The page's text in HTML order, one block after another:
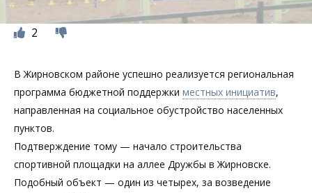
2
В Жирновском районе успешно реализуется региональная
программа бюджетной поддержки местных инициатив,
направленная на социальное обустройство населенных
пунктов.
Подтверждение тому — начало строительства
спортивной площадки на аллее Дружбы в Жирновске.
Подобный объект — один из четырех, за возведение